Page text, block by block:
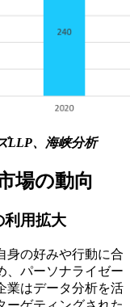
LLP、海峡分析
場の動向
利用拡大
身の好みや行動に合
、パーソナライゼー
業はデータ分析を活